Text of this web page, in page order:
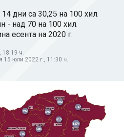
дни са 30,25 на 100 хил.
- над 70 на 100 хил.
есента на 2020 г.
18:19 ч.
15 юли 2022 г., 11:30 ч.